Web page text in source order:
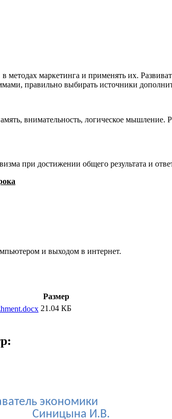
маркетинга и применять их.
правильно выбирать источники
внимательность, логическое
при достижении общего результата и
и выходом в интернет.
Размер
21.04 КБ
экономики
Синицына И.В.